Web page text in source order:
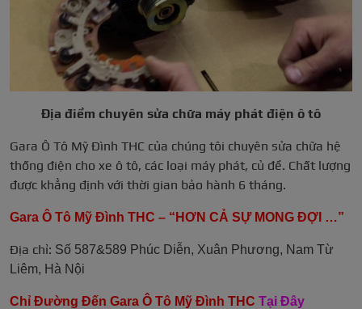
Địa điểm chuyên sửa chữa máy phát điện ô tô
Gara Ô Tô Mỹ Đình THC của chúng tôi chuyên sửa chữa hệ
thống điện cho xe ô tô, các loại máy phát, củ đề. Chất lượng
được khẳng định với thời gian bảo hành 6 tháng.
Gara Ô Tô Mỹ Đình THC – “HƠN CẢ SỰ MONG ĐỢI …”
Địa chỉ: Số 587&589 Phúc Diễn, Xuân Phương, Nam Từ
Liêm, Hà Nội
Chỉ Đường Đến Gara Ô Tô Mỹ Đình THC Tại Đây